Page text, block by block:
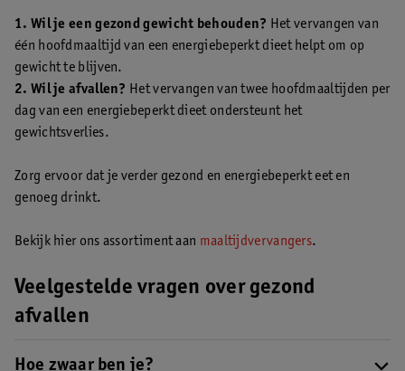
1. Wil je een gezond gewicht behouden? Het vervangen van
één hoofdmaaltijd van een energiebeperkt dieet helpt om op
gewicht te blijven.
2. Wil je afvallen? Het vervangen van twee hoofdmaaltijden per
dag van een energiebeperkt dieet ondersteunt het
gewichtsverlies.
Zorg ervoor dat je verder gezond en energiebeperkt eet en
genoeg drinkt.
Bekijk hier ons assortiment aan maaltijdvervangers.
Veelgestelde vragen over gezond
afvallen
Hoe zwaar ben je?